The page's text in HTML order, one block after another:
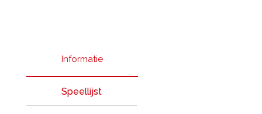
Informatie
Speellijst